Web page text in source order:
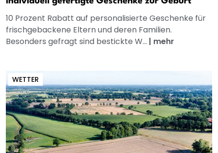
10 Prozent Rabatt auf personalisierte Geschenke für
frischgebackene Eltern und deren Familien.
Besonders gefragt sind bestickte W... | mehr
WETTER